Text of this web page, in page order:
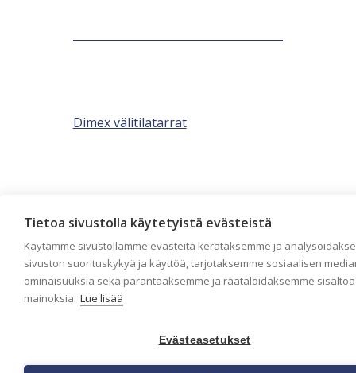
Tietoa sivustolla käytetyistä evästeistä
Käytämme sivustollamme evästeitä kerätäksemme ja
sivuston suorituskykyä ja käyttöä, tarjotaksemme sosiaalisen
ominaisuuksia sekä parantaaksemme ja räätälöidäksemme
mainoksia. Lue lisää
Evästeasetukset
Dimex välitilatarrat
Tapetointisymbolit